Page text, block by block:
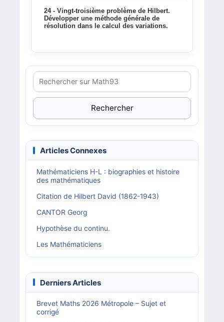
24 - Vingt-troisième problème de Hilbert.
Développer une méthode générale de
résolution dans le calcul des variations.
Rechercher
Articles Connexes
Mathématiciens H-L : biographies et histoire
des mathématiques
Citation de Hilbert David (1862-1943)
CANTOR Georg
Hypothèse du continu.
Les Mathématiciens
Derniers Articles
Brevet Maths 2026 Métropole – Sujet et
corrigé